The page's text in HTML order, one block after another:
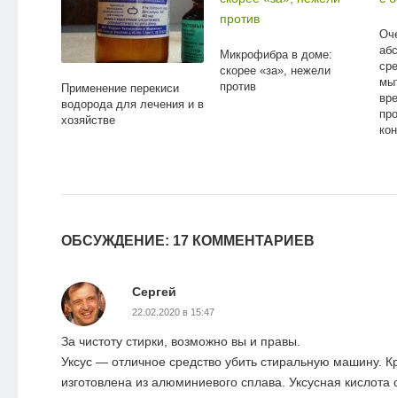
Применение перекиси
водорода для лечения и в
хозяйстве
Микрофибра в доме:
скорее «за», нежели
против
ОБСУЖДЕНИЕ: 17 КОММЕНТАРИЕВ
Сергей
22.02.2020 в 15:47
За чистоту стирки, возможно вы и правы.
Уксус — отличное средство убить стиральную машину.
изготовлена из алюминиевого сплава. Уксусная кислота